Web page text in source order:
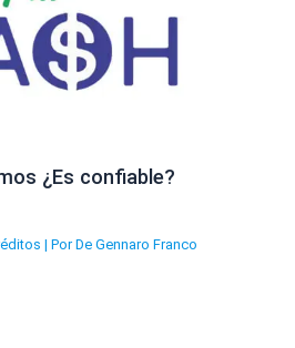
¿Es confiable?
| Por De Gennaro Franco